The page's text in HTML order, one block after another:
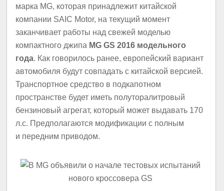
марка MG, которая принадлежит китайской
компании SAIC Motor, на текущий момент
заканчивает работы над свежей моделью
компактного джипа MG GS 2016 модельного
года. Как говорилось ранее, европейский вариант
автомобиля будут совпадать с китайской версией.
Транспортное средство в подкапотном
пространстве будет иметь полуторалитровый
бензиновый агрегат, который может выдавать 170
л.с. Предполагаются модификации с полным
и передним приводом.